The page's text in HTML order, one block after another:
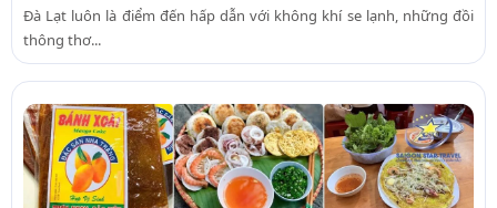
Đà Lạt luôn là điểm đến hấp dẫn với không khí se lạnh, những đồi
thông thơ...